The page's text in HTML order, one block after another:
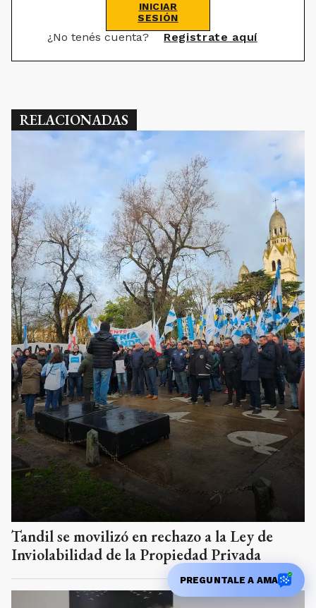
INICIAR
SESIÓN
¿No tenés cuenta? Registrate aquí
RELACIONADAS
Tandil se movilizó en rechazo a la Ley de
Inviolabilidad de la Propiedad Privada
PREGUNTALE A AMA